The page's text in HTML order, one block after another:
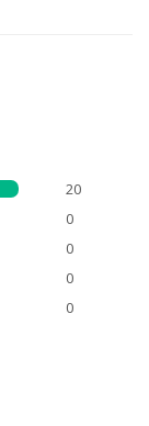
20
0
0
0
0